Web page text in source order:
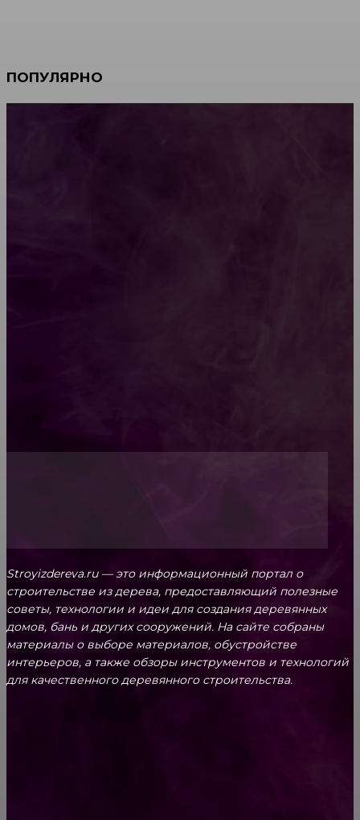
ПОПУЛЯРНО
Stroyizdereva.ru — это информационный портал о
строительстве из дерева, предоставляющий полезные
советы, технологии и идеи для создания деревянных
домов, бань и других сооружений. На сайте собраны
материалы о выборе материалов, обустройстве
интерьеров, а также обзоры инструментов и технологий
для качественного деревянного строительства.